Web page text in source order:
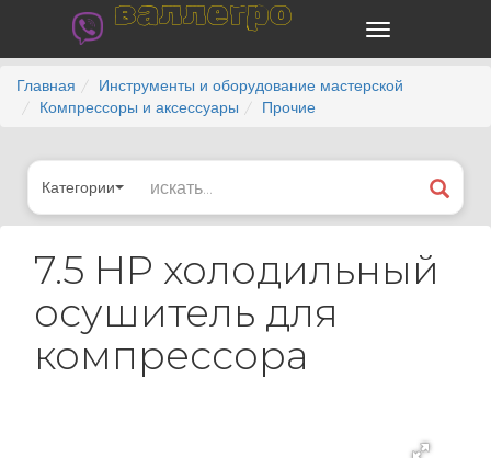
валлегро
Главная
Инструменты и оборудование мастерской
Компрессоры и аксессуары
Прочие
Категории
7.5 HP холодильный
осушитель для
компрессора